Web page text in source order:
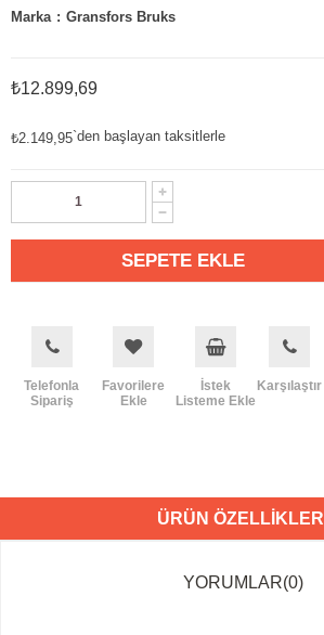
Marka : Gransfors Bruks
₺12.899,69
₺2.149,95`den başlayan taksitlerle
Telefonla
Sipariş
Favorilere
Ekle
İstek
Listeme Ekle
Karşılaştır
ÜRÜN ÖZELLIKLERI
YORUMLAR(0)